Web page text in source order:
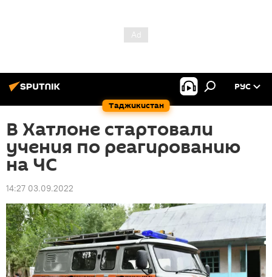
Таджикистан
РУС
В Хатлоне стартовали
учения по реагированию
на ЧС
14:27 03.09.2022